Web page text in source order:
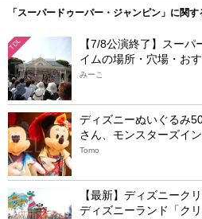
「スーパードゥーパー・ジャンピン」に関
TDL
【7/8公演終了】スー
イムの場所・穴場・お
みーこ
ディズニーぬいぐるみ
さん、モンスターズイ
Tomo
【最新】ディズニーク
ディズニーランド「ク